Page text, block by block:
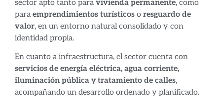
sector apto tanto para vivienda permanente, como
para emprendimientos turísticos o resguardo de
valor, en un entorno natural consolidado y con
identidad propia.
En cuanto a infraestructura, el sector cuenta con
servicios de energía eléctrica, agua corriente,
iluminación pública y tratamiento de calles,
acompañando un desarrollo ordenado y planificado.